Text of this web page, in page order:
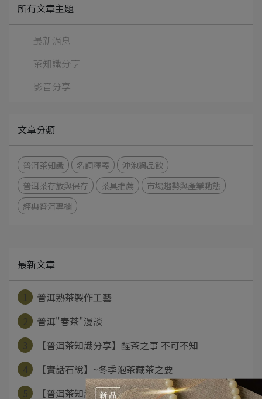
所有文章主題
最新消息
茶知識分享
影音分享
文章分類
普洱茶知識 名詞釋義
沖泡與品飲
普洱茶存放與保存
茶具推薦
市場趨勢與產業動態
經典普洱專欄
最新文章
普洱熟茶製作工藝
普洱"春茶"漫談
【普洱茶知識分享】醒茶之事 不可不知
【實話石說】~冬季泡茶藏茶之要
【普洱茶知識分享】普洱轉化之密：緊壓度